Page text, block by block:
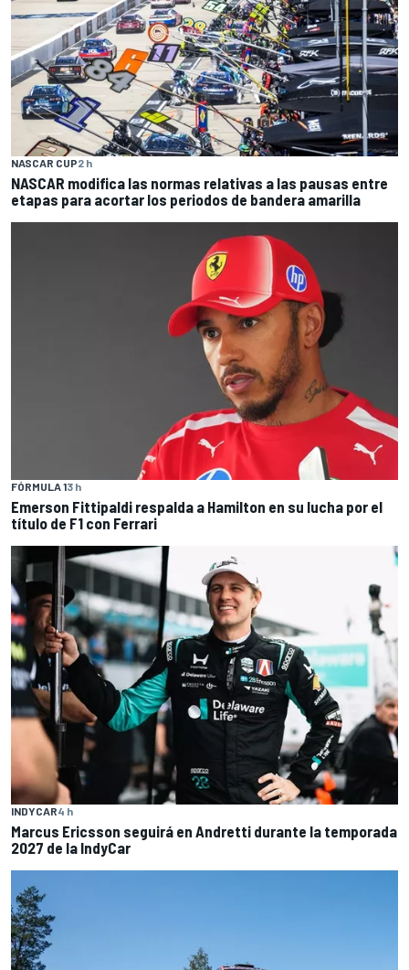
NASCAR CUP2 h
NASCAR modifica las normas relativas a las pausas entre
etapas para acortar los periodos de bandera amarilla
FÓRMULA 13 h
Emerson Fittipaldi respalda a Hamilton en su lucha por el
título de F1 con Ferrari
INDYCAR4 h
Marcus Ericsson seguirá en Andretti durante la temporada
2027 de la IndyCar